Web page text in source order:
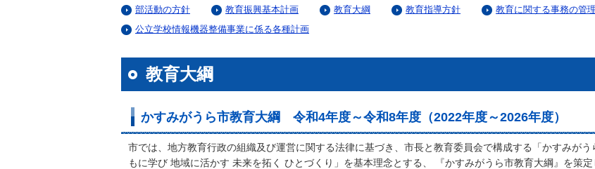
部活動の方針 教育振興基本計画 教育大綱 教育指導方針
教育に関する事務の管
公立学校情報機器整備事業に係る各種計画
教育大綱
かすみがうら市教育大綱 令和4年度～令和8年度（2022年度～2026年度）
市では、地方教育行政の組織及び運営に関する法律に基づき、市長と教育委員会で構成する「かすみが
もに学び 地域に活かす 未来を拓く ひとづくり」を基本理念とする、 『かすみがうら市教育大綱』を策定